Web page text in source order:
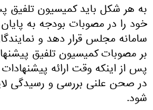
به هر شکل باید کمیسیون تلفیق
خود را در مصوبات بودجه به
بر مصوبات کمیسیون تلفیق
پس از اینکه وقت ارائه
شود.